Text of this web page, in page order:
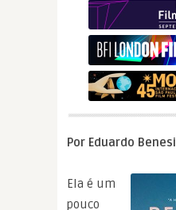
Por Eduardo Benesi
Ela é um
pouco